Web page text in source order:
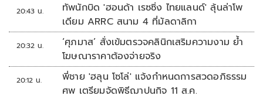
20:43 น.
ทัพนักบิด 'ฮอนด้า เรซซิ่ง ไทยแลนด์' ลุ้นล่าโพ
เดียม ARRC สนาม 4 ที่มัลดาลิกา
20:32 น.
‘ศุภมาส’ สั่งเข้มตรวจคลินิกเสริมความงาม ย้ำ
โฆษณาราคาต้องจ่ายจริง
20:12 น.
พี่ชาย 'ฮลุน โซโล่' แจ้งกำหนดการสวดอภิธรรม
ศพ เตรียมจัดพิธีฌาปนกิจ 11 ส.ค.